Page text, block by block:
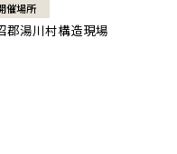
催場所
郡湯川村構造現場